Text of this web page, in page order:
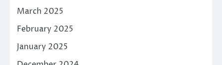
March 2025
February 2025
January 2025